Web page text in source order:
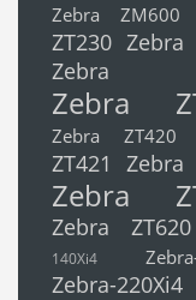
Zebra ZM600
ZT230 Zebra
Zebra
Zebra
Zebra ZT420
ZT421
Zebra
Zebra
Zebra ZT620
140Xi4
Zebra-220Xi4